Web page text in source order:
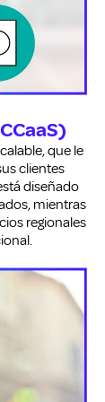
que le
clientes
diseñado
mientras
regionales